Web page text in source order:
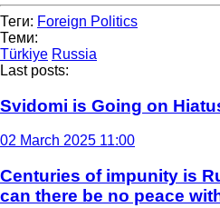
Теги: Foreign Politics
Теми:
Türkiye Russia
Last posts:
Svidomi is Going on
02 March 2025 11:00
Centuries of impunity is
can there be no peace